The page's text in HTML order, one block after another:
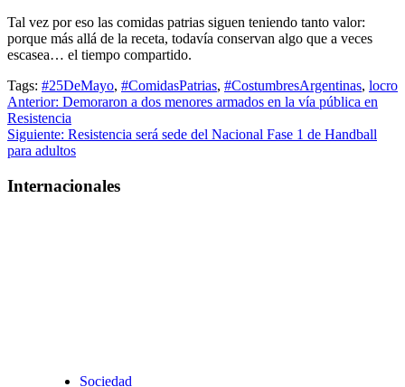
Tal vez por eso las comidas patrias siguen teniendo tanto valor:
porque más allá de la receta, todavía conservan algo que a veces
escasea… el tiempo compartido.
Tags: #25DeMayo, #ComidasPatrias, #CostumbresArgentinas, locro
Navegación
de
entradas
Anterior: Demoraron a dos menores armados en la vía pública en
Resistencia
Siguiente: Resistencia será sede del Nacional Fase 1 de Handball
para adultos
Internacionales
Sociedad